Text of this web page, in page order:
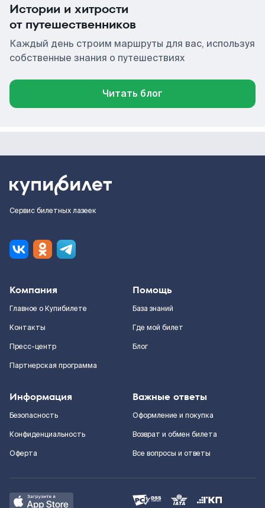
Истории и хитрости
от путешественников
Каждый день строим маршруты для вас, используя
собственные знания о путешествиях
Читать блог
Сервис билетных лазеек
Компания
Главное о Купибилете
Контакты
Пресс-центр
Партнерская программа
Помощь
База знаний
Где мой билет
Блог
Информация
Безопасность
Конфиденциальность
Оферта
Важные ответы
Оформление и покупка
Возврат и обмен билета
Все вопросы и ответы